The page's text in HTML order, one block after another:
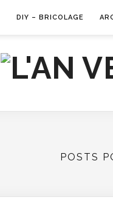
DIY – BRICOLAGE
POSTS